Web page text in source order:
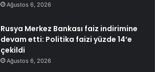
Ağustos 6, 2026
Rusya Merkez Bankası faiz indirimine
devam etti: Politika faizi yüzde 14’e
çekildi
Ağustos 6, 2026